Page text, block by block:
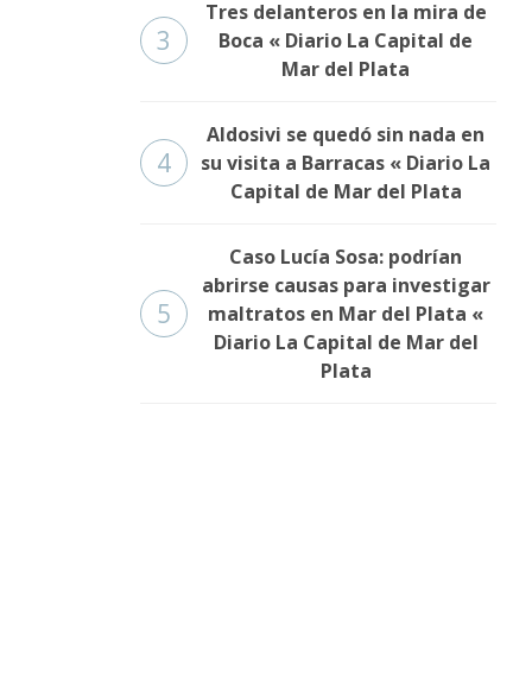
3
Tres delanteros en la mira de
Boca « Diario La Capital de
Mar del Plata
4
Aldosivi se quedó sin nada en
su visita a Barracas « Diario La
Capital de Mar del Plata
5
Caso Lucía Sosa: podrían
abrirse causas para investigar
maltratos en Mar del Plata «
Diario La Capital de Mar del
Plata